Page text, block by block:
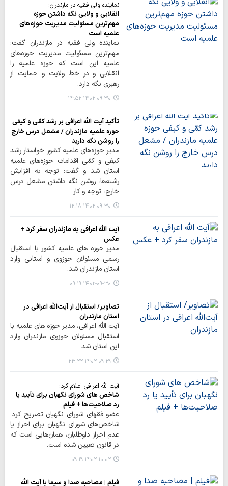
نماینده ولی فقیه در مازندران:
انقلابی و ولایی نگه داشتن حوزه
مهم‌ترین مسئولیت مدیریت حوزه‌های
علمیه است
نماینده ولی فقیه در مازندران گفت:
مهم‌ترین مسئولیت مدیریت حوزه‌های
علمیه این است که حوزه علمیه را
انقلابی و در خط ولایت و حمایت از
رهبری نگه دارد.
۱۴۰۲-۰۹-۳۰ ۱۴:۵۲
تأکید آیت الله اعرافی بر رشد کمّی و کیفی
حوزه‌ علمیه مازندران / مشعل درس خارج
را روشن نگه دارید
مدیر حوزه‌های علمیه کشور خواستار رشد
کیفی و کمّی اقدامات حوزه‌های علمیه
استان شد و گفت: توجه به افزایش
رشته‌ها، روشن نگه داشتن مشعل درس
خارج، توجه و کار…
۱۴۰۲-۰۹-۳۰ ۱۲:۱۸
آیت الله اعرافی به مازندران سفر کرد +
عکس
مدیر حوزه های علمیه کشور با استقبال
رسمی مسئولان حوزوی و استانی وارد
استان مازندران شد.
۱۴۰۲-۰۹-۳۰ ۰۹:۱۹
تصاویر/ استقبال از آیت‌الله اعرافی در
استان مازندران
آیت الله اعرافی، مدیر حوزه های علمیه با
استقبال مسئولان حوزوی مازندران وارد
این استان شد.
۱۴۰۲-۰۹-۲۹ ۲۳:۲۲
آیت الله اعرافی اعلام کرد:
شاخص های شورای نگهبان برای تأیید یا
رد صلاحیت‌ها + فیلم
عضو فقهای شورای نگهبان تصریح کرد:
شاخص‌های شورای نگهبان برای احراز یا
عدم احراز داوطلبان، همان‌هایی است که
در قانون تعیین شده است.
۱۴۰۲-۱۰-۰۲ ۰۹:۱۹
فیلم | مصاحبه صدا و سیما با آیت الله